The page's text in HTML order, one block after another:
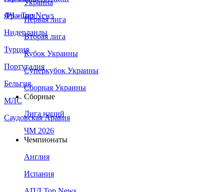
Франция
Нидерланды
Турция
Португалия
Бельгия
МЛС
Саудовская Аравия
ЛЧ - Top News
Украина
Первая лига
Вторая лига
Кубок Украины
Суперкубок Украины
Сборная Украины
Сборные
Лига наций
ЧМ 2026
Чемпионаты
Англия
Испания